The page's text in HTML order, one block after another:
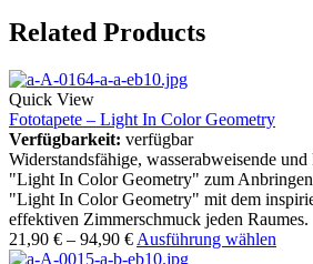
Related Products
Quick View
Fototapete – Light In Color Geometry
Verfügbarkeit: verfügbar
Widerstandsfähige, wasserabweisende
"Light In Color Geometry" zum
"Light In Color Geometry" mit dem
effektiven Zimmerschmuck jeden Raumes.
21,90 € – 94,90 € Ausführung wählen